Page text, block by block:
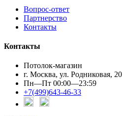
Вопрос-ответ
Партнерство
Контакты
Контакты
Потолок-магазин
г. Москва, ул. Родниковая, 20
Пн—Пт 00:00—23:59
+7(499)643-46-33